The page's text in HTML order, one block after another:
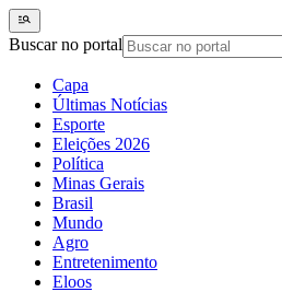
Buscar no portal
Capa
Últimas Notícias
Esporte
Eleições 2026
Política
Minas Gerais
Brasil
Mundo
Agro
Entretenimento
Eloos